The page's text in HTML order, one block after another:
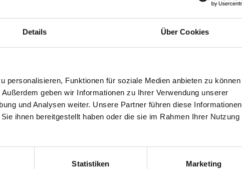
Details Über Cookies
personalisieren, Funktionen für soziale Medien anbieten zu können
geben wir Informationen zu Ihrer Verwendung unserer
und Analysen weiter. Unsere Partner führen diese Informationen
ihnen bereitgestellt haben oder die sie im Rahmen Ihrer Nutzung
Statistiken Marketing